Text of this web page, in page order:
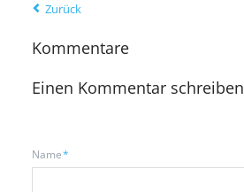
Zurück
Kommentare
Einen Kommentar schreiben
Pflichtfeld
Name*